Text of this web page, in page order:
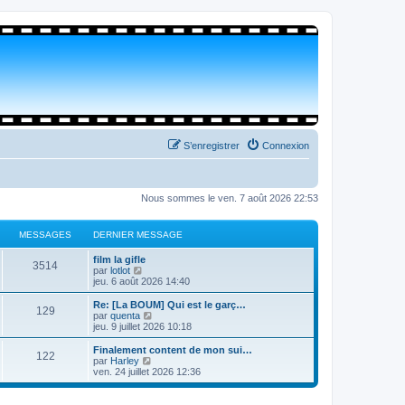
Connexion
S’enregistrer
Nous sommes le ven. 7 août 2026 22:53
MESSAGES DERNIER MESSAGE
3514
film la gifle
par lotlot
o
i
r
l
e
e
r
n
i
e
jeu. 6 août 2026 14:40
129
Re: [La BOUM] Qui est le garç…
par quenta
o
i
r
e
e
jeu. 9 juillet 2026 10:18
122
Finalement content de mon sui…
par Harley
o
i
ven. 24 juillet 2026 12:36